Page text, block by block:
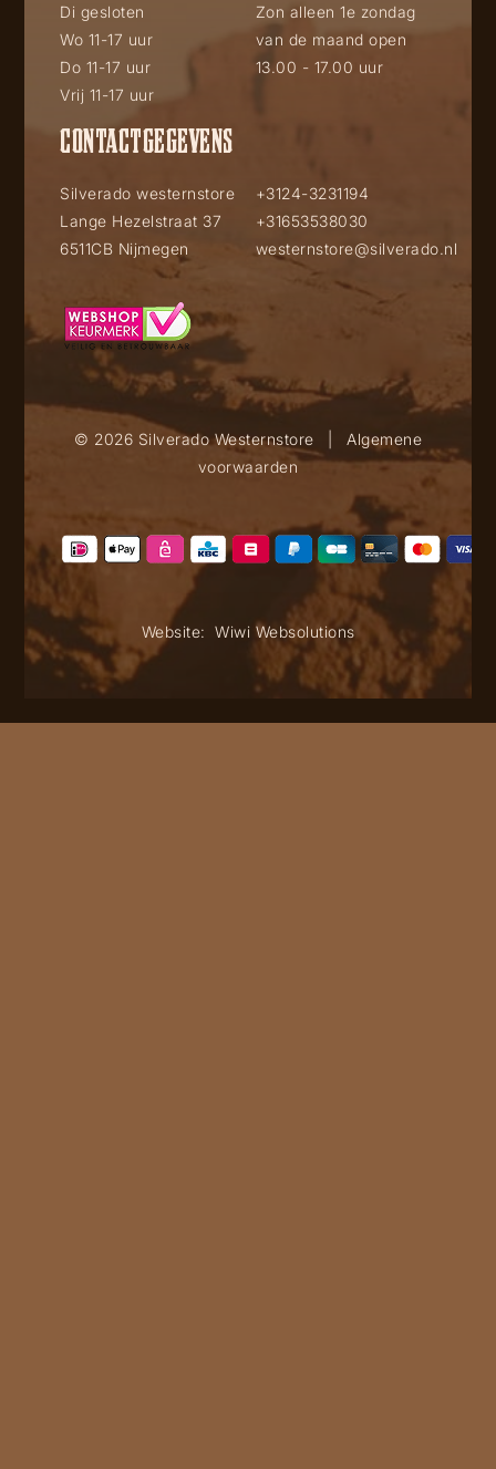
Di gesloten
Wo 11-17 uur
Do 11-17 uur
Vrij 11-17 uur
Zon alleen 1e zondag
van de maand open
13.00 - 17.00 uur
CONTACTGEGEVENS
Silverado westernstore
Lange Hezelstraat 37
6511CB Nijmegen
+3124-3231194
+31653538030
westernstore@silverado.nl
© 2026 Silverado Westernstore
Algemene
voorwaarden
Website: Wiwi Websolutions